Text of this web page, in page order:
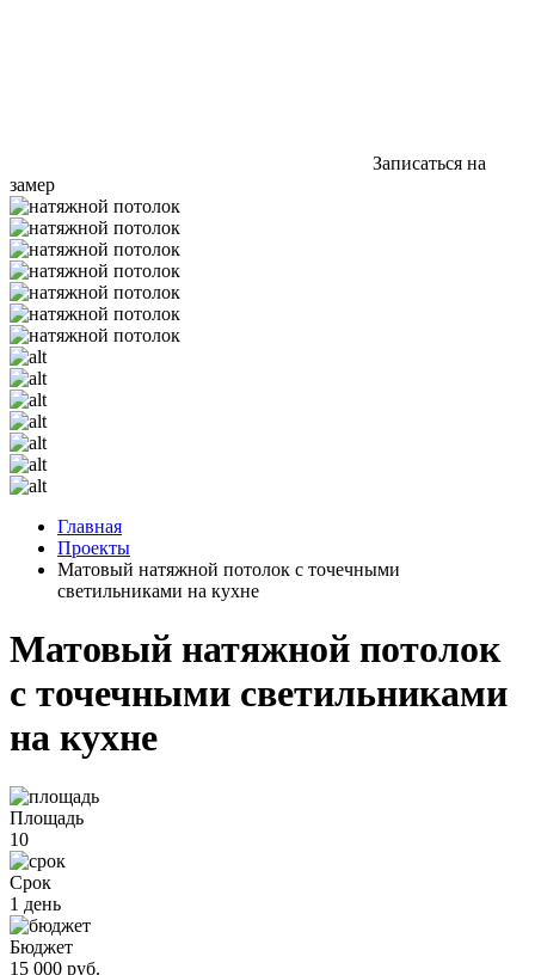
Записаться на
замер
Главная
Проекты
Матовый натяжной потолок с точечными
светильниками на кухне
Матовый натяжной потолок
с точечными светильниками
на кухне
Площадь
10
Срок
1 день
Бюджет
15 000 руб.